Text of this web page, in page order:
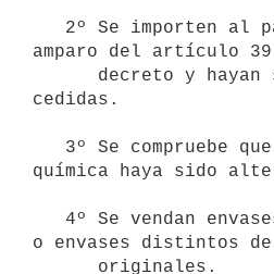
amparo del artículo
cedidas.
química haya sido
o envases distintos